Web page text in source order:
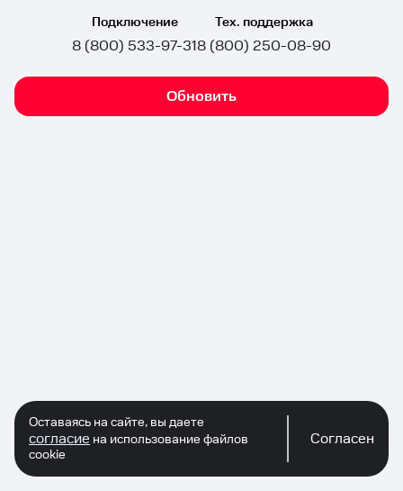
Подключение
8 (800) 533-97-31
Тех. поддержка
8 (800) 250-08-90
Обновить
Оставаясь на сайте, вы даете
согласие на использование файлов
cookie
Согласен